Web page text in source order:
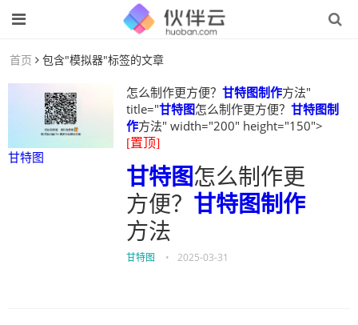
首页 包含"模拟器"标签的文章
甘特图
怎么制作更方便？ 甘特图制作方法"
title="甘特图怎么制作更方便？ 甘特图制
作方法" width="200" height="150">
[置顶]
甘特图怎么制作更
方便？ 甘特图制作
方法
甘特图 • 2025-03-31